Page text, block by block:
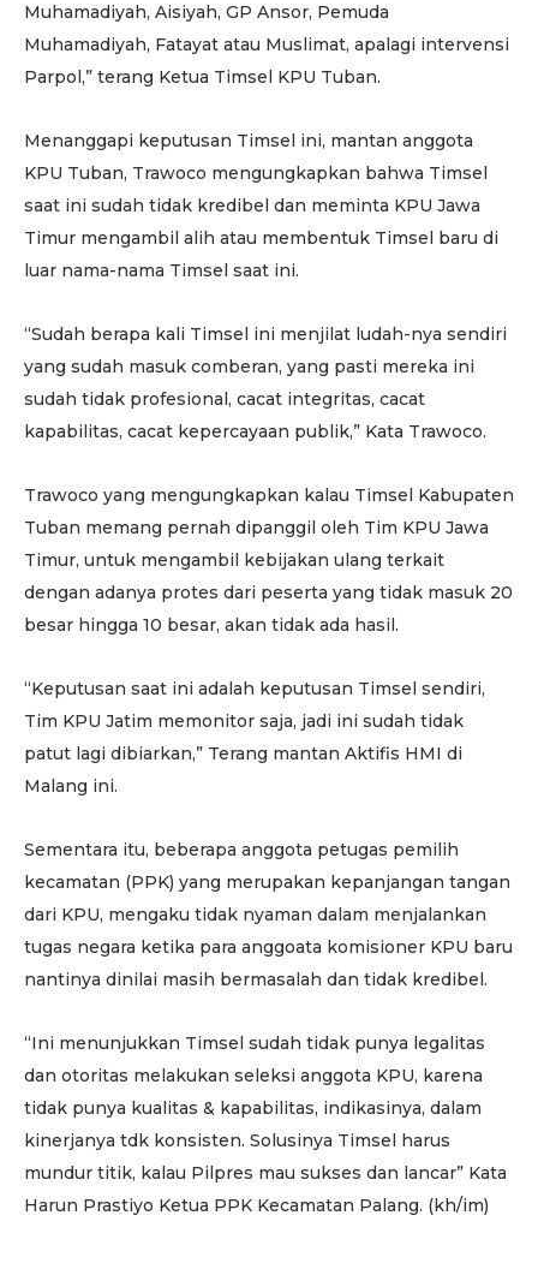
Muhamadiyah, Aisiyah, GP Ansor, Pemuda
Muhamadiyah, Fatayat atau Muslimat, apalagi intervensi
Parpol,” terang Ketua Timsel KPU Tuban.
Menanggapi keputusan Timsel ini, mantan anggota
KPU Tuban, Trawoco mengungkapkan bahwa Timsel
saat ini sudah tidak kredibel dan meminta KPU Jawa
Timur mengambil alih atau membentuk Timsel baru di
luar nama-nama Timsel saat ini.
“Sudah berapa kali Timsel ini menjilat ludah-nya sendiri
yang sudah masuk comberan, yang pasti mereka ini
sudah tidak profesional, cacat integritas, cacat
kapabilitas, cacat kepercayaan publik,” Kata Trawoco.
Trawoco yang mengungkapkan kalau Timsel Kabupaten
Tuban memang pernah dipanggil oleh Tim KPU Jawa
Timur, untuk mengambil kebijakan ulang terkait
dengan adanya protes dari peserta yang tidak masuk 20
besar hingga 10 besar, akan tidak ada hasil.
“Keputusan saat ini adalah keputusan Timsel sendiri,
Tim KPU Jatim memonitor saja, jadi ini sudah tidak
patut lagi dibiarkan,” Terang mantan Aktifis HMI di
Malang ini.
Sementara itu, beberapa anggota petugas pemilih
kecamatan (PPK) yang merupakan kepanjangan tangan
dari KPU, mengaku tidak nyaman dalam menjalankan
tugas negara ketika para anggoata komisioner KPU baru
nantinya dinilai masih bermasalah dan tidak kredibel.
“Ini menunjukkan Timsel sudah tidak punya legalitas
dan otoritas melakukan seleksi anggota KPU, karena
tidak punya kualitas & kapabilitas, indikasinya, dalam
kinerjanya tdk konsisten. Solusinya Timsel harus
mundur titik, kalau Pilpres mau sukses dan lancar” Kata
Harun Prastiyo Ketua PPK Kecamatan Palang. (kh/im)